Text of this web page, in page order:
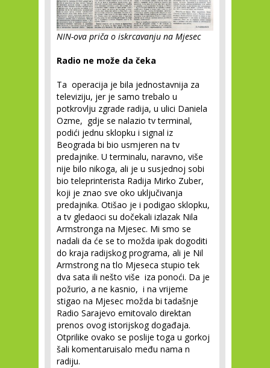
NIN-ova priča o iskrcavanju na Mjesec
Radio ne može da čeka
Ta operacija je bila jednostavnija za
televiziju, jer je samo trebalo u
potkrovlju zgrade radija, u ulici Daniela
Ozme, gdje se nalazio tv terminal,
podići jednu sklopku i signal iz
Beograda bi bio usmjeren na tv
predajnike. U terminalu, naravno, više
nije bilo nikoga, ali je u susjednoj sobi
bio teleprinterista Radija Mirko Zuber,
koji je znao sve oko uključivanja
predajnika. Otišao je i podigao sklopku,
a tv gledaoci su dočekali izlazak Nila
Armstronga na Mjesec. Mi smo se
nadali da će se to možda ipak dogoditi
do kraja radijskog programa, ali je Nil
Armstrong na tlo Mjeseca stupio tek
dva sata ili nešto više iza ponoći. Da je
požurio, a ne kasnio, i na vrijeme
stigao na Mjesec možda bi tadašnje
Radio Sarajevo emitovalo direktan
prenos ovog istorijskog događaja.
Otprilike ovako se poslije toga u gorkoj
šali komentaruisalo među nama n
radiju.